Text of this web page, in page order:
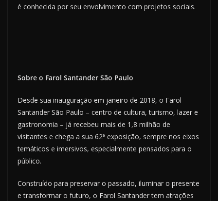
é conhecida por seu envolvimento com projetos sociais.
Sobre o Farol Santander São Paulo
Desde sua inauguração em janeiro de 2018, o Farol
Santander São Paulo – centro de cultura, turismo, lazer e
gastronomia – já recebeu mais de 1,8 milhão de
visitantes e chega a sua 62ª exposição, sempre nos eixos
temáticos e imersivos, especialmente pensados para o
público.
Construído para preservar o passado, iluminar o presente
e transformar o futuro, o Farol Santander tem atrações